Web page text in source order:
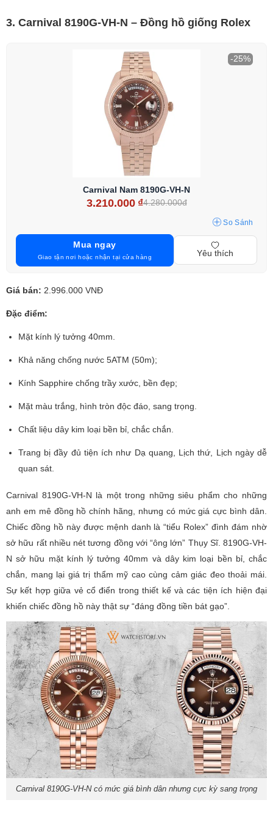
3. Carnival 8190G-VH-N – Đồng hồ giống Rolex
-25%
Carnival Nam 8190G-VH-N
3.210.000 ₫4.280.000đ
So Sánh
Mua ngay
Giao tận nơi hoặc nhận tại cửa hàng Yêu thích
Giá bán: 2.996.000 VNĐ
Đặc điểm:
Mặt kính lý tưởng 40mm.
Khả năng chống nước 5ATM (50m);
Kính Sapphire chống trầy xước, bền đẹp;
Mặt màu trắng, hình tròn độc đáo, sang trọng.
Chất liệu dây kim loại bền bỉ, chắc chắn.
Trang bị đầy đủ tiện ích như Dạ quang, Lịch thứ, Lịch ngày dễ
quan sát.
Carnival 8190G-VH-N là một trong những siêu phẩm cho những
anh em mê đồng hồ chính hãng, nhưng có mức giá cực bình dân.
Chiếc đồng hồ này được mệnh danh là “tiểu Rolex” đình đám nhờ
sở hữu rất nhiều nét tương đồng với “ông lớn” Thụy Sĩ. 8190G-VH-
N sở hữu mặt kính lý tưởng 40mm và dây kim loại bền bỉ, chắc
chắn, mang lại giá trị thẩm mỹ cao cùng cảm giác đeo thoải mái.
Sự kết hợp giữa vẻ cổ điển trong thiết kế và các tiện ích hiện đại
khiến chiếc đồng hồ này thật sự “đáng đồng tiền bát gạo”.
Carnival 8190G-VH-N có mức giá bình dân nhưng cực kỳ sang trọng